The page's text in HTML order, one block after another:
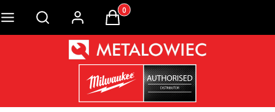
Otwórz wyszukiwarkęProdukty w koszyku: 0. Zobacz